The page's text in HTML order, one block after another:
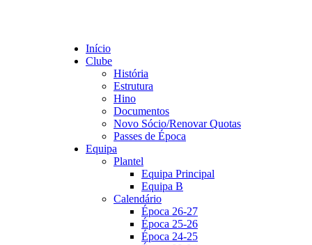
Início
Clube
História
Estrutura
Hino
Documentos
Novo Sócio/Renovar Quotas
Passes de Época
Equipa
Plantel
Equipa Principal
Equipa B
Calendário
Época 26-27
Época 25-26
Época 24-25